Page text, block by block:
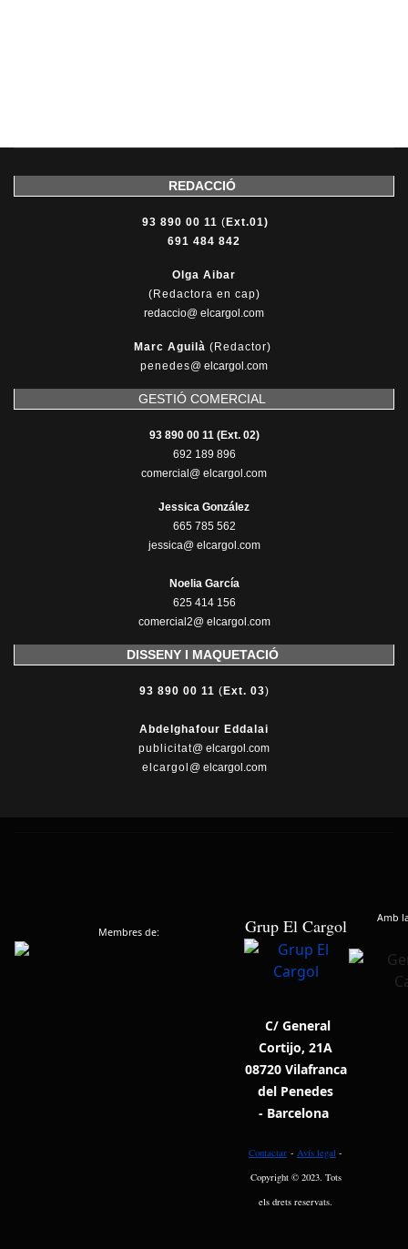
REDACCIÓ
93 890 00 11 ( Ext.01)
691 484 842
Olga Aibar
(Redactora en cap)
redaccio@ elcargol.com
Marc Aguilà (Redactor)
penedes@ elcargol.com
GESTIÓ COMERCIAL
93 890 00 11 (Ext. 02)
692 189 896
comercial@ elcargol.com
Jessica González
665 785 562
jessica@ elcargol.com
Noelia García
625 414 156
comercial2@ elcargol.com
DISSENY I MAQUETACIÓ
93 890 00 11 ( Ext. 03)
Abdelghafour Eddalai
publicitat@ elcargol.com
elcargol @ elcargol.com
Membres de: Grup El Cargol Amb
C/ General
Cortijo, 21A
08720 Vilafranca
del Penedes
- Barcelona
Contactar - Avís legal -
Copyright © 2023. Tots
els drets reservats.